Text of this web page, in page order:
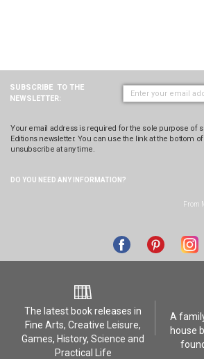
SUBSCRIBE TO THE
NEWSLETTER:
Your email address is required for the sole purpose of
Editions newsletter. You can use the link at the bottom
unsubscribe at any time.
DO YOU NEED ANY INFORMATION?
From
The latest book releases in
Fine Arts, Creative Leisure,
Games, History, Science and
Practical Life
A
house